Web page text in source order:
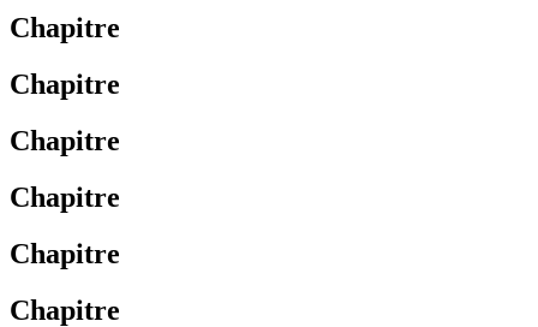
Chapitre
Chapitre
Chapitre
Chapitre
Chapitre
Chapitre